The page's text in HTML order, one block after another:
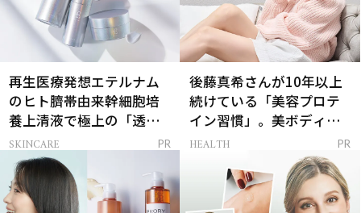
再生医療発想エテルナム
のヒト臍帯由来幹細胞培
養上清液で極上の「透明
感ハリ肌」へ
SKINCARE PR
後藤真希さんが10年以上
続けている「美容プロテ
イン習慣」。美ボディを
支える朝ルーティンと
HEALTH PR